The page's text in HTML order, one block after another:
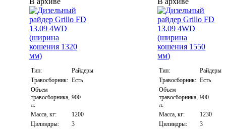
Тип:
Райдеры
Травосборник: Есть
Объем
травосборника,
л:
900
Масса, кг:
1200
Цилиндры:
3
Тип:
Райдеры
Травосборник: Есть
Объем
травосборника,
л:
900
Масса, кг:
1230
Цилиндры:
3